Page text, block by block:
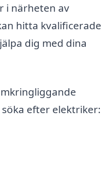
i närheten av
hitta kvalificerade
dig med dina
efter elektriker: